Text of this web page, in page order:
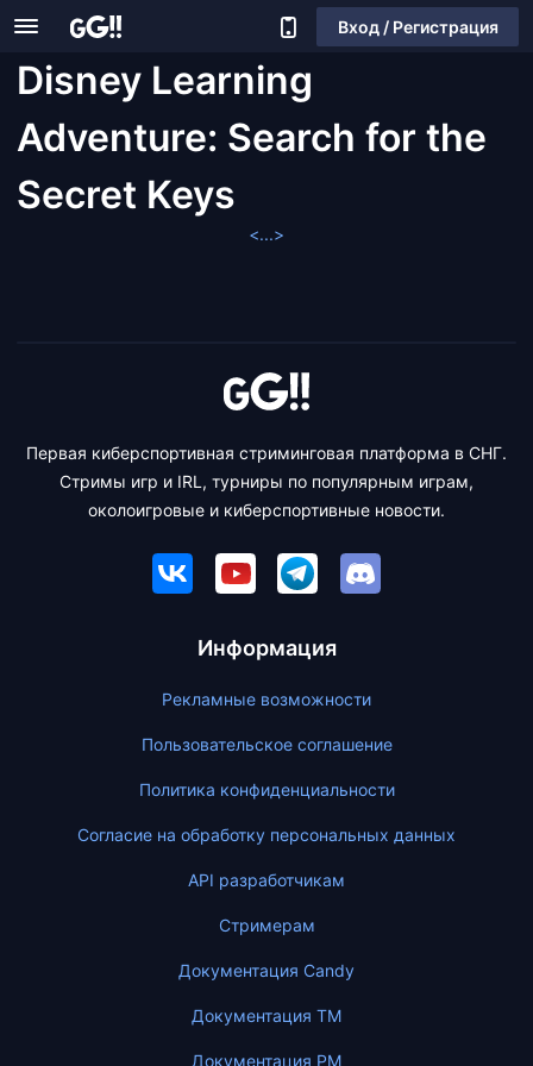
Вход / Регистрация
Disney Learning
Adventure: Search for the
Secret Keys
<...>
Первая киберспортивная стриминговая платформа в СНГ.
Стримы игр и IRL, турниры по популярным играм,
околоигровые и киберспортивные новости.
Информация
Рекламные возможности
Пользовательское соглашение
Политика конфиденциальности
Согласие на обработку персональных данных
API разработчикам
Стримерам
Документация Candy
Документация ТМ
Документация PM